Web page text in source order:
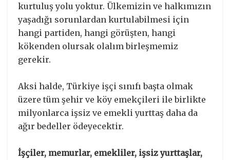
kurtuluş yolu yoktur. Ülkemizin ve halkımızın
yaşadığı sorunlardan kurtulabilmesi için
hangi partiden, hangi görüşten, hangi
kökenden olursak olalım birleşmemiz
gerekir.
Aksi halde, Türkiye işçi sınıfı başta olmak
üzere tüm şehir ve köy emekçileri ile birlikte
milyonlarca işsiz ve emekli yurttaş daha da
ağır bedeller ödeyecektir.
İşçiler, memurlar, emekliler, işsiz yurttaşlar,